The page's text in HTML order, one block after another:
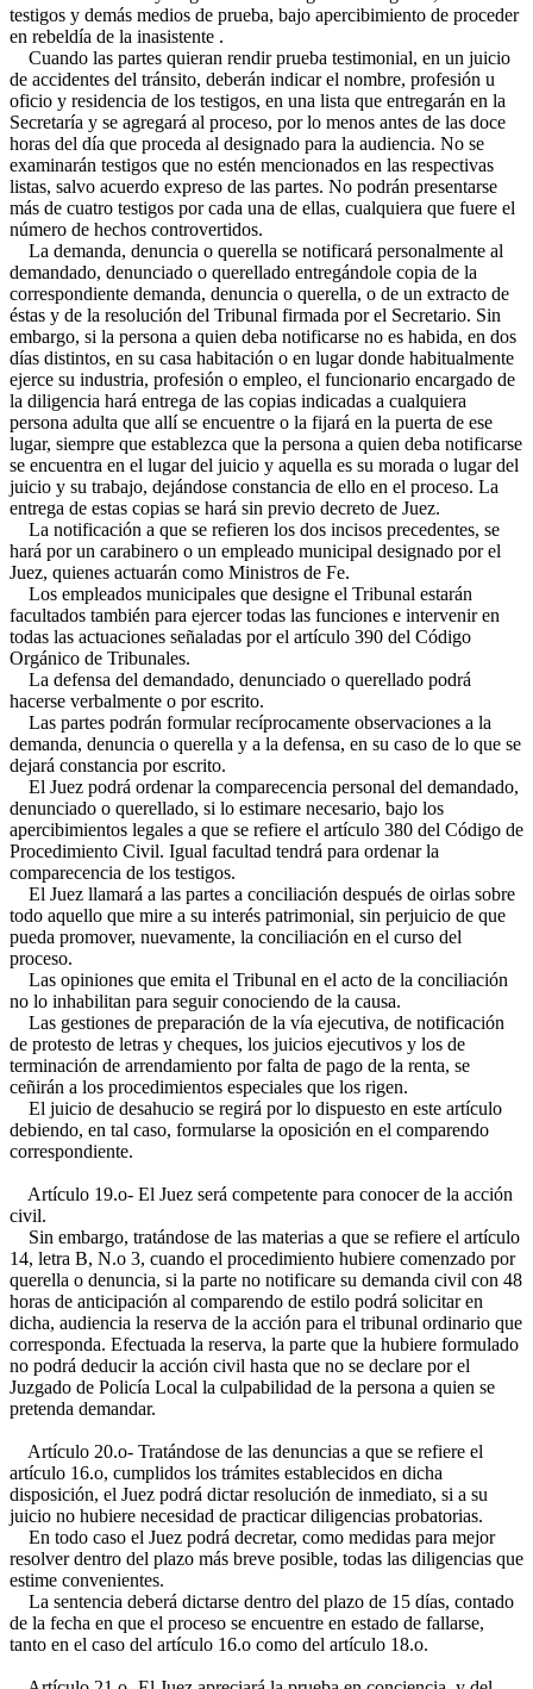
testigos y demás medios de prueba, bajo apercibimiento de proceder
en rebeldía de la inasistente .
Cuando las partes quieran rendir prueba testimonial, en un juicio
de accidentes del tránsito, deberán indicar el nombre, profesión u
oficio y residencia de los testigos, en una lista que entregarán en la
Secretaría y se agregará al proceso, por lo menos antes de las doce
horas del día que proceda al designado para la audiencia. No se
examinarán testigos que no estén mencionados en las respectivas
listas, salvo acuerdo expreso de las partes. No podrán presentarse
más de cuatro testigos por cada una de ellas, cualquiera que fuere el
número de hechos controvertidos.
La demanda, denuncia o querella se notificará personalmente al
demandado, denunciado o querellado entregándole copia de la
correspondiente demanda, denuncia o querella, o de un extracto de
éstas y de la resolución del Tribunal firmada por el Secretario. Sin
embargo, si la persona a quien deba notificarse no es habida, en dos
días distintos, en su casa habitación o en lugar donde habitualmente
ejerce su industria, profesión o empleo, el funcionario encargado de
la diligencia hará entrega de las copias indicadas a cualquiera
persona adulta que allí se encuentre o la fijará en la puerta de ese
lugar, siempre que establezca que la persona a quien deba notificarse
se encuentra en el lugar del juicio y aquella es su morada o lugar del
juicio y su trabajo, dejándose constancia de ello en el proceso. La
entrega de estas copias se hará sin previo decreto de Juez.
La notificación a que se refieren los dos incisos precedentes, se
hará por un carabinero o un empleado municipal designado por el
Juez, quienes actuarán como Ministros de Fe.
Los empleados municipales que designe el Tribunal estarán
facultados también para ejercer todas las funciones e intervenir en
todas las actuaciones señaladas por el artículo 390 del Código
Orgánico de Tribunales.
La defensa del demandado, denunciado o querellado podrá
hacerse verbalmente o por escrito.
Las partes podrán formular recíprocamente observaciones a la
demanda, denuncia o querella y a la defensa, en su caso de lo que se
dejará constancia por escrito.
El Juez podrá ordenar la comparecencia personal del demandado,
denunciado o querellado, si lo estimare necesario, bajo los
apercibimientos legales a que se refiere el artículo 380 del Código de
Procedimiento Civil. Igual facultad tendrá para ordenar la
comparecencia de los testigos.
El Juez llamará a las partes a conciliación después de oirlas sobre
todo aquello que mire a su interés patrimonial, sin perjuicio de que
pueda promover, nuevamente, la conciliación en el curso del
proceso.
Las opiniones que emita el Tribunal en el acto de la conciliación
no lo inhabilitan para seguir conociendo de la causa.
Las gestiones de preparación de la vía ejecutiva, de notificación
de protesto de letras y cheques, los juicios ejecutivos y los de
terminación de arrendamiento por falta de pago de la renta, se
ceñirán a los procedimientos especiales que los rigen.
El juicio de desahucio se regirá por lo dispuesto en este artículo
debiendo, en tal caso, formularse la oposición en el comparendo
correspondiente.
Artículo 19.o- El Juez será competente para conocer de la acción
civil.
Sin embargo, tratándose de las materias a que se refiere el artículo
14, letra B, N.o 3, cuando el procedimiento hubiere comenzado por
querella o denuncia, si la parte no notificare su demanda civil con 48
horas de anticipación al comparendo de estilo podrá solicitar en
dicha, audiencia la reserva de la acción para el tribunal ordinario que
corresponda. Efectuada la reserva, la parte que la hubiere formulado
no podrá deducir la acción civil hasta que no se declare por el
Juzgado de Policía Local la culpabilidad de la persona a quien se
pretenda demandar.
Artículo 20.o- Tratándose de las denuncias a que se refiere el
artículo 16.o, cumplidos los trámites establecidos en dicha
disposición, el Juez podrá dictar resolución de inmediato, si a su
juicio no hubiere necesidad de practicar diligencias probatorias.
En todo caso el Juez podrá decretar, como medidas para mejor
resolver dentro del plazo más breve posible, todas las diligencias que
estime convenientes.
La sentencia deberá dictarse dentro del plazo de 15 días, contado
de la fecha en que el proceso se encuentre en estado de fallarse,
tanto en el caso del artículo 16.o como del artículo 18.o.